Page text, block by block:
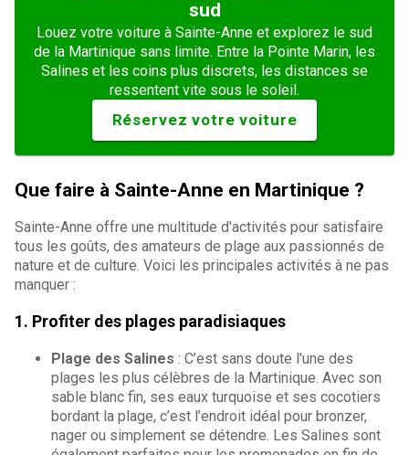
sud
Louez votre voiture à Sainte-Anne et explorez le sud
de la Martinique sans limite. Entre la Pointe Marin, les
Salines et les coins plus discrets, les distances se
ressentent vite sous le soleil.
Réservez votre voiture
Que faire à Sainte-Anne en Martinique ?
Sainte-Anne offre une multitude d'activités pour satisfaire
tous les goûts, des amateurs de plage aux passionnés de
nature et de culture. Voici les principales activités à ne pas
manquer :
1. Profiter des plages paradisiaques
Plage des Salines : C’est sans doute l'une des
plages les plus célèbres de la Martinique. Avec son
sable blanc fin, ses eaux turquoise et ses cocotiers
bordant la plage, c’est l’endroit idéal pour bronzer,
nager ou simplement se détendre. Les Salines sont